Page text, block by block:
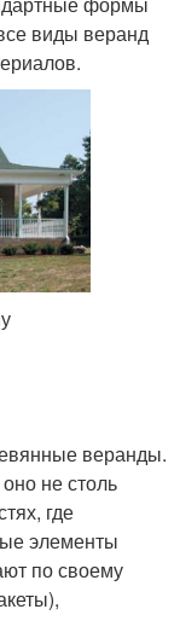
виды веранд
веранды.
не столь
где
элементы
по своему